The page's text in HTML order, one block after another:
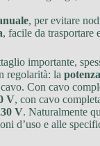
, per evitare
, facile da trasportare
importante,
regolarità: la
Con cavo
V, con cavo
V. Naturalmente
d’uso e alle